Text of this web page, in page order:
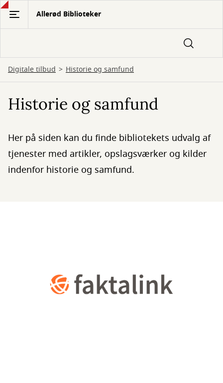
Gå
hovedindhold
Allerød Biblioteker
Digitale tilbud Historie og samfund
Historie og samfund
Her på siden kan du finde bibliotekets udvalg af
tjenester med artikler, opslagsværker og kilder
indenfor historie og samfund.